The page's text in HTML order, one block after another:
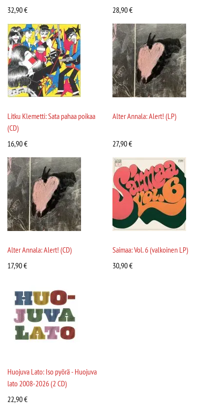
32,90€ 28,90€
Litku Klemetti: Sata pahaa poikaa
(CD)
16,90€
Alter Annala: Alert! (LP)
27,90€
Alter Annala: Alert! (CD)
17,90€
Saimaa: Vol. 6 (valkoinen LP)
30,90€
Huojuva Lato: Iso pyörä - Huojuva
lato 2008-2026 (2 CD)
22,90€